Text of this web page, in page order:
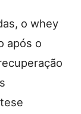
o whey
após o